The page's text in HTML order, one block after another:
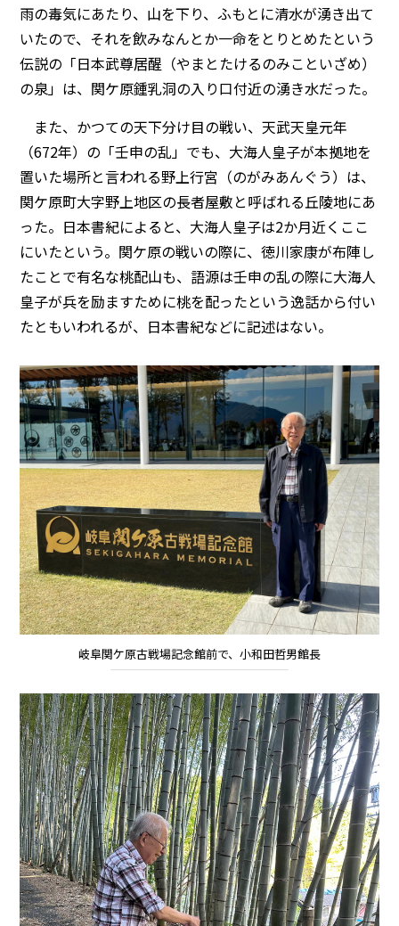
雨の毒気にあたり、山を下り、ふもとに清水が湧き出て
いたので、それを飲みなんとか一命をとりとめたという
伝説の「日本武尊居醒（やまとたけるのみこといざめ）
の泉」は、関ケ原鍾乳洞の入り口付近の湧き水だった。
また、かつての天下分け目の戦い、天武天皇元年
（672年）の「壬申の乱」でも、大海人皇子が本拠地を
置いた場所と言われる野上行宮（のがみあんぐう）は、
関ケ原町大字野上地区の長者屋敷と呼ばれる丘陵地にあ
った。日本書紀によると、大海人皇子は2か月近くここ
にいたという。関ケ原の戦いの際に、徳川家康が布陣し
たことで有名な桃配山も、語源は壬申の乱の際に大海人
皇子が兵を励ますために桃を配ったという逸話から付い
たともいわれるが、日本書紀などに記述はない。
岐阜関ケ原古戦場記念館前で、小和田哲男館長